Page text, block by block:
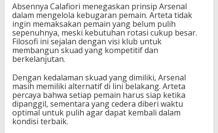
Absennya Calafiori menegaskan prinsip Arsenal
dalam mengelola kebugaran pemain. Arteta tidak
ingin memaksakan pemain yang belum pulih
sepenuhnya, meski kebutuhan rotasi cukup besar.
Filosofi ini sejalan dengan visi klub untuk
membangun skuad yang kompetitif dan
berkelanjutan.
Dengan kedalaman skuad yang dimiliki, Arsenal
masih memiliki alternatif di lini belakang. Arteta
percaya bahwa setiap pemain harus siap ketika
dipanggil, sementara yang cedera diberi waktu
optimal untuk pulih agar dapat kembali dalam
kondisi terbaik.